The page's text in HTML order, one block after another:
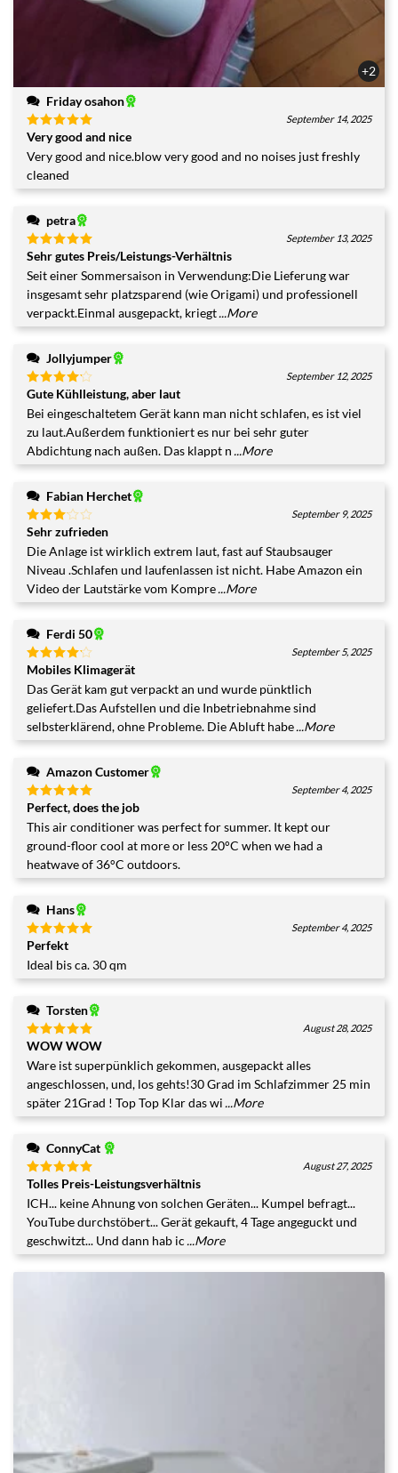
+2
Friday osahon
Bewertet
mit
von
5
September 14, 2025
Very good and nice
Very good and nice.blow very good and no noises just freshly
cleaned
petra
Bewertet
mit
5
von
5
September 13, 2025
Sehr gutes Preis/Leistungs-Verhältnis
Seit einer Sommersaison in Verwendung:Die Lieferung war
insgesamt sehr platzsparend (wie Origami) und professionell
verpackt.Einmal ausgepackt, kriegt...More
Jollyjumper
Bewertet
mit 4
von 5
September 12, 2025
Gute Kühlleistung, aber laut
Bei eingeschaltetem Gerät kann man nicht schlafen, es ist viel
zu laut.Außerdem funktioniert es nur bei sehr guter
Abdichtung nach außen. Das klappt n ...More
Fabian Herchet
Bewertet
mit3
von 5
September 9, 2025
Sehr zufrieden
Die Anlage ist wirklich extrem laut, fast auf Staubsauger
Niveau .Schlafen und laufenlassen ist nicht. Habe Amazon ein
Video der Lautstärke vom Kompre...More
Ferdi 50
Bewertet
mit 4
von 5
September 5, 2025
Mobiles Klimagerät
Das Gerät kam gut verpackt an und wurde pünktlich
geliefert.Das Aufstellen und die Inbetriebnahme sind
selbsterklärend, ohne Probleme. Die Abluft habe...More
Amazon Customer
Bewertet
mit
5von
5
September 4, 2025
Perfect, does the job
This air conditioner was perfect for summer. It kept our
ground-floor cool at more or less 20°C when we had a
heatwave of 36°C outdoors.
Hans
Bewertet
mit 5 von
5
September 4, 2025
Perfekt
Ideal bis ca. 30 qm
Torsten
Bewertet
mit
5von
5
August 28, 2025
WOW WOW
Ware ist superpünklich gekommen, ausgepackt alles
angeschlossen, und, los gehts!30 Grad im Schlafzimmer 25 min
später 21Grad ! Top Top Klar das wi ...More
ConnyCat
Bewertet
mit
von
5
August 27, 2025
Tolles Preis-Leistungsverhältnis
ICH... keine Ahnung von solchen Geräten... Kumpel befragt...
YouTube durchstöbert... Gerät gekauft, 4 Tage angeguckt und
geschwitzt... Und dann hab ic ...More